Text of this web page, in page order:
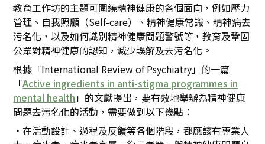
教育工作坊的主題可圍繞精神健康的各個面向，例如壓力
管理、自我照顧（Self-care）、精神健康常識、精神病去
污名化，以及如何識別精神健康問題警號等，教育及鞏固
公眾對精神健康的認知，減少誤解及去污名化。
根據「International Review of Psychiatry」的一篇
「Active ingredients in anti-stigma programmes in
mental health」的文獻提出，要有效地舉辦為精神健康
問題去污名化的活動，需要做到以下幾點：
・在活動設計、過程及反饋等各個階段，都應該有專業人